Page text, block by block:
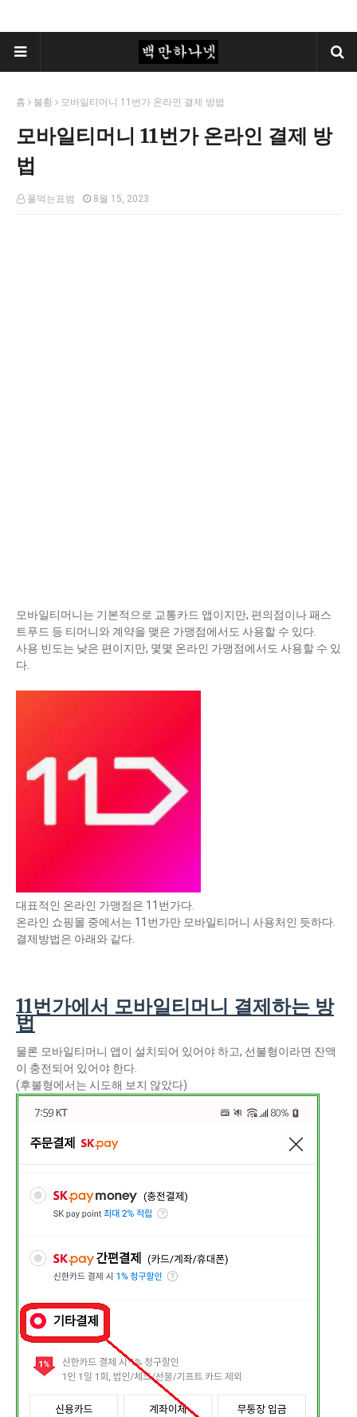
홈 불황 모바일티머니 11번가 온라인 결제 방법
모바일티머니 11번가 온라인 결제 방
법
풀먹는표범 8월 15, 2023
모바일티머니는 기본적으로 교통카드 앱이지만, 편의점이나 패스
트푸드 등 티머니와 계약을 맺은 가맹점에서도 사용할 수 있다.
사용 빈도는 낮은 편이지만, 몇몇 온라인 가맹점에서도 사용할 수 있
다.
대표적인 온라인 가맹점은 11번가다.
온라인 쇼핑몰 중에서는 11번가만 모바일티머니 사용처인 듯하다.
결제방법은 아래와 같다.
11번가에서 모바일티머니 결제하는 방
법
물론 모바일티머니 앱이 설치되어 있어야 하고, 선불형이라면 잔액
이 충전되어 있어야 한다.
(후불형에서는 시도해 보지 않았다)